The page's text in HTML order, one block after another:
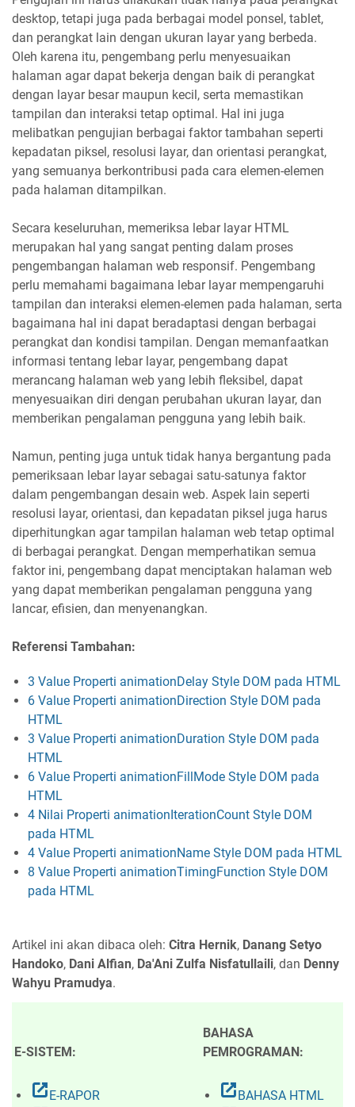
desktop, tetapi juga pada berbagai model ponsel, tablet,
dan perangkat lain dengan ukuran layar yang berbeda.
Oleh karena itu, pengembang perlu menyesuaikan
halaman agar dapat bekerja dengan baik di perangkat
dengan layar besar maupun kecil, serta memastikan
tampilan dan interaksi tetap optimal. Hal ini juga
melibatkan pengujian berbagai faktor tambahan seperti
kepadatan piksel, resolusi layar, dan orientasi perangkat,
yang semuanya berkontribusi pada cara elemen-elemen
pada halaman ditampilkan.
Secara keseluruhan, memeriksa lebar layar HTML
merupakan hal yang sangat penting dalam proses
pengembangan halaman web responsif. Pengembang
perlu memahami bagaimana lebar layar mempengaruhi
tampilan dan interaksi elemen-elemen pada halaman, serta
bagaimana hal ini dapat beradaptasi dengan berbagai
perangkat dan kondisi tampilan. Dengan memanfaatkan
informasi tentang lebar layar, pengembang dapat
merancang halaman web yang lebih fleksibel, dapat
menyesuaikan diri dengan perubahan ukuran layar, dan
memberikan pengalaman pengguna yang lebih baik.
Namun, penting juga untuk tidak hanya bergantung pada
pemeriksaan lebar layar sebagai satu-satunya faktor
dalam pengembangan desain web. Aspek lain seperti
resolusi layar, orientasi, dan kepadatan piksel juga harus
diperhitungkan agar tampilan halaman web tetap optimal
di berbagai perangkat. Dengan memperhatikan semua
faktor ini, pengembang dapat menciptakan halaman web
yang dapat memberikan pengalaman pengguna yang
lancar, efisien, dan menyenangkan.
Referensi Tambahan:
3 Value Properti animationDelay Style DOM pada HTML
6 Value Properti animationDirection Style DOM pada
HTML
3 Value Properti animationDuration Style DOM pada
HTML
6 Value Properti animationFillMode Style DOM pada
HTML
4 Nilai Properti animationIterationCount Style DOM
pada HTML
4 Value Properti animationName Style DOM pada HTML
8 Value Properti animationTimingFunction Style DOM
pada HTML
Artikel ini akan dibaca oleh: Citra Hernik, Danang Setyo
Handoko, Dani Alfian, Da'Ani Zulfa Nisfatullaili, dan Denny
Wahyu Pramudya.
E-SISTEM:
BAHASA
PEMROGRAMAN:
open_in_new E-RAPOR open_in_new BAHASA HTML